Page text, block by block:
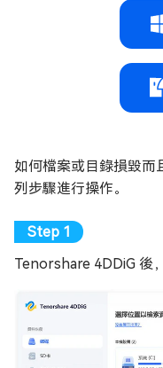
如何檔案或目錄損毀而
列步驟進行操作。
Tenorshare 4DDiG 後